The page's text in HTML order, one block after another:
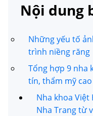
Nội dung
Những yếu tố
trình niềng răng
Tổng hợp 9 nha
tín, thẩm mỹ cao
Nha khoa
Nha Trang từ